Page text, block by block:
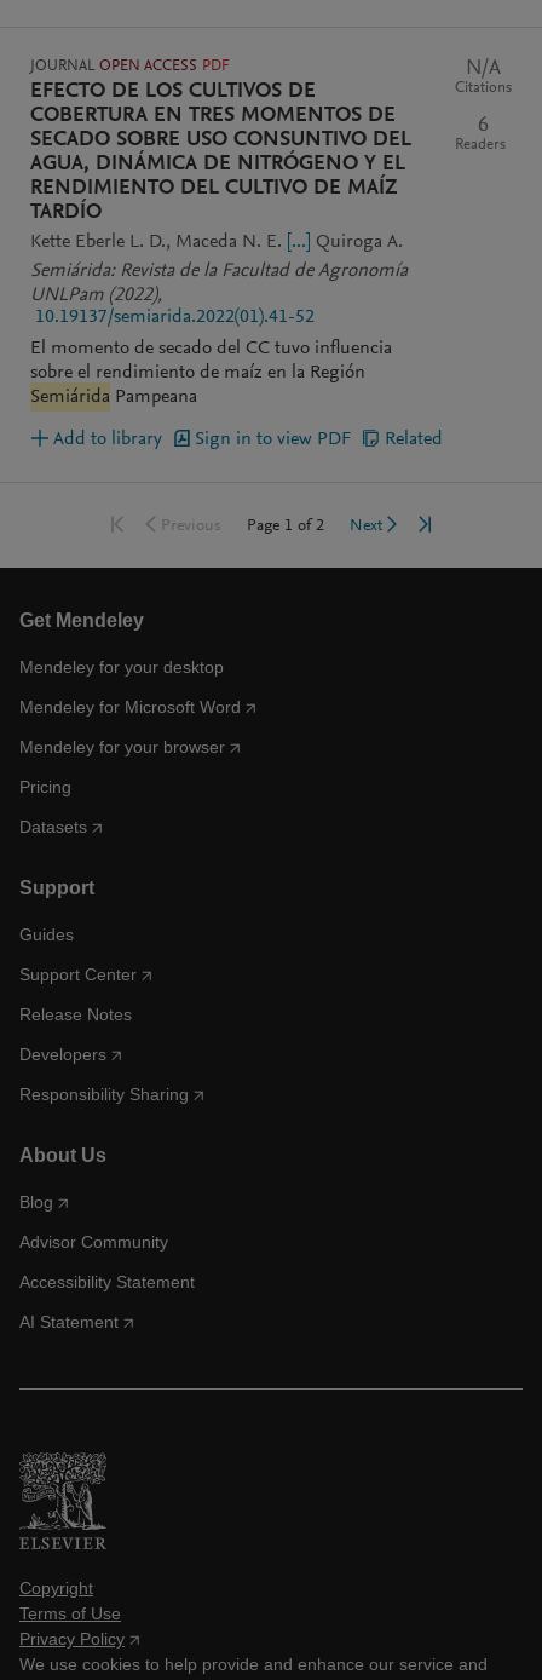
JOURNAL OPEN ACCESS PDF
EFECTO DE LOS CULTIVOS DE
COBERTURA EN TRES MOMENTOS DE
SECADO SOBRE USO CONSUNTIVO DEL
AGUA, DINÁMICA DE NITRÓGENO Y EL
RENDIMIENTO DEL CULTIVO DE MAÍZ
TARDÍO
Kette Eberle L. D. Maceda N. E. [...]
Quiroga A.
Semiárida: Revista de la Facultad de Agronomía
UNLPam (2022),
10.19137/semiarida.2022(01).41-52
El momento de secado del CC tuvo influencia
sobre el rendimiento de maíz en la Región
Semiárida Pampeana
N/A
Citations
6
Readers
Add to library Sign in to view PDF Related
Go to first pageGo to previous page
Previous Page 1 of 2 Go to next page
Next Go to last page
Get Mendeley
Mendeley for your desktop
Mendeley for Microsoft Word
Mendeley for your browser
Pricing
Datasets
Support
Guides
Support Center
Release Notes
Developers
Responsibility Sharing
About Us
Blog
Advisor Community
Accessibility Statement
AI Statement
Copyright
Terms of Use
Privacy Policy
We use cookies to help provide and enhance our service and